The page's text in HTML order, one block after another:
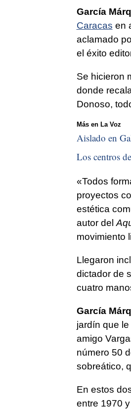
García
Caracas en
aclamado
el éxito
Se hicieron
donde
Donoso,
Más en La Voz
Aislado en
Los centros
«Todos
proyectos
estética
autor del
movimiento
Llegaron
dictador de
cuatro
García
jardín que
amigo
número 50
sobreático,
En estos
entre 1970